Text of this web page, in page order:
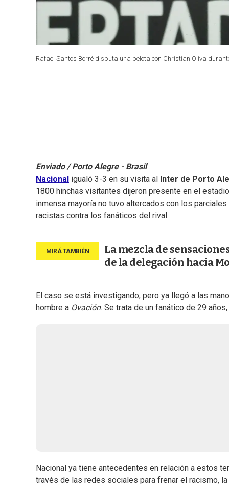
Rafael Santos Borré disputa una pelota con Christian Oliva
Enviado / Porto Alegre - Brasil
Nacional igualó 3-3 en su visita al Inter de Porto
1800 hinchas visitantes dijeron presente en el
inmensa mayoría no tuvo altercados con los
racistas contra los fanáticos del rival.
La mezcla de
de la delegación hacia
El caso se está investigando, pero ya llegó a las
hombre a Ovación. Se trata de un fanático de 29
Nacional ya tiene antecedentes en relación a estos
través de las redes sociales para frenar el racismo,